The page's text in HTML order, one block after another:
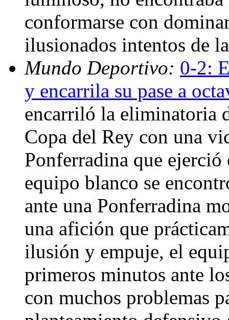
conformarse con
ilusionados intentos de
Mundo Deportivo: 0-2:
y encarrila su pase a
encarriló la eliminatoria
Copa del Rey con una
Ponferradina que
equipo blanco se
ante una Ponferradina
una afición que
ilusión y empuje, el
primeros minutos ante
con muchos problemas